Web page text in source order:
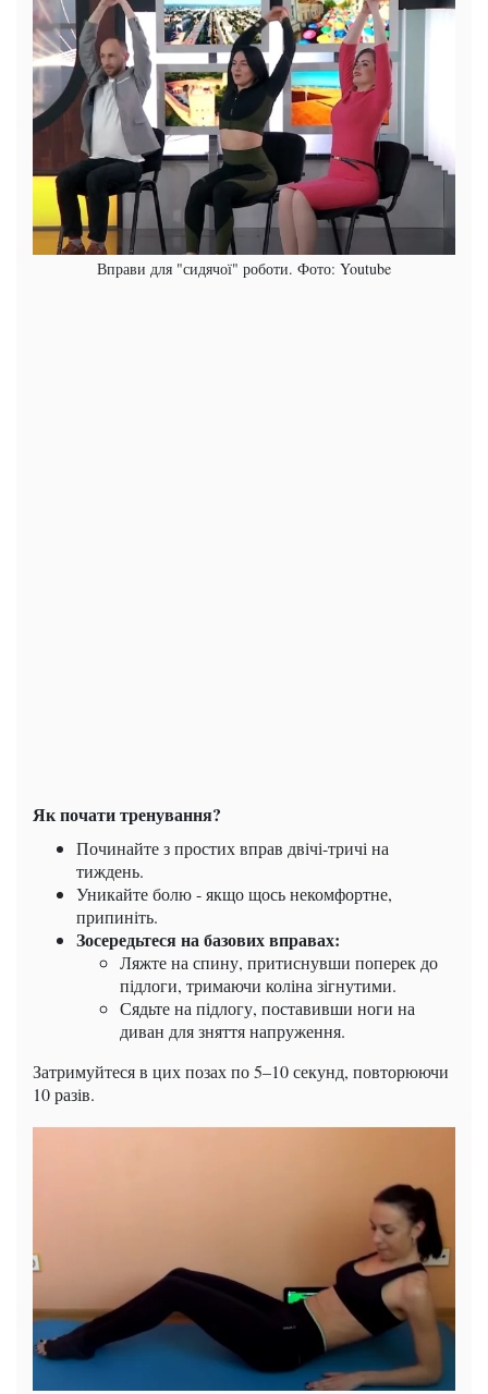
Вправи для "сидячої" роботи. Фото: Youtube
Як почати тренування?
Починайте з простих вправ двічі-тричі на
тиждень.
Уникайте болю - якщо щось некомфортне,
припиніть.
Зосередьтеся на базових вправах:
Ляжте на спину, притиснувши поперек до
підлоги, тримаючи коліна зігнутими.
Сядьте на підлогу, поставивши ноги на
диван для зняття напруження.
Затримуйтеся в цих позах по 5–10 секунд, повторюючи
10 разів.